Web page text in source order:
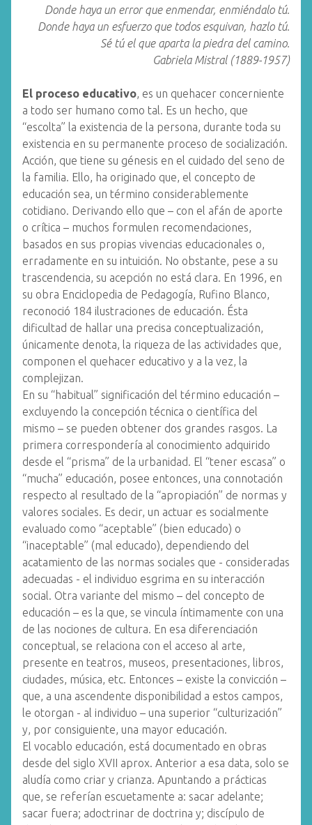
Donde haya un error que enmendar, enmiéndalo tú.
Donde haya un esfuerzo que todos esquivan, hazlo tú.
Sé tú el que aparta la piedra del camino.
Gabriela Mistral (1889-1957)
El proceso educativo, es un quehacer concerniente
a todo ser humano como tal. Es un hecho, que
“escolta” la existencia de la persona, durante toda su
existencia en su permanente proceso de socialización.
Acción, que tiene su génesis en el cuidado del seno de
la familia. Ello, ha originado que, el concepto de
educación sea, un término considerablemente
cotidiano. Derivando ello que – con el afán de aporte
o crítica – muchos formulen recomendaciones,
basados en sus propias vivencias educacionales o,
erradamente en su intuición. No obstante, pese a su
trascendencia, su acepción no está clara. En 1996, en
su obra Enciclopedia de Pedagogía, Rufino Blanco,
reconoció 184 ilustraciones de educación. Ésta
dificultad de hallar una precisa conceptualización,
únicamente denota, la riqueza de las actividades que,
componen el quehacer educativo y a la vez, la
complejizan.
En su “habitual” significación del término educación –
excluyendo la concepción técnica o científica del
mismo – se pueden obtener dos grandes rasgos. La
primera correspondería al conocimiento adquirido
desde el “prisma” de la urbanidad. El “tener escasa” o
“mucha” educación, posee entonces, una connotación
respecto al resultado de la “apropiación” de normas y
valores sociales. Es decir, un actuar es socialmente
evaluado como “aceptable” (bien educado) o
“inaceptable” (mal educado), dependiendo del
acatamiento de las normas sociales que - consideradas
adecuadas - el individuo esgrima en su interacción
social. Otra variante del mismo – del concepto de
educación – es la que, se vincula íntimamente con una
de las nociones de cultura. En esa diferenciación
conceptual, se relaciona con el acceso al arte,
presente en teatros, museos, presentaciones, libros,
ciudades, música, etc. Entonces – existe la convicción –
que, a una ascendente disponibilidad a estos campos,
le otorgan - al individuo – una superior “culturización”
y, por consiguiente, una mayor educación.
El vocablo educación, está documentado en obras
desde del siglo XVII aprox. Anterior a esa data, solo se
aludía como criar y crianza. Apuntando a prácticas
que, se referían escuetamente a: sacar adelante;
sacar fuera; adoctrinar de doctrina y; discípulo de